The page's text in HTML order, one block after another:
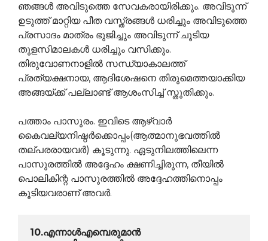
ഞങ്ങള്‍ അവിടുത്തെ സേവകരായിരിക്കും. അവിടുന്ന്
ഉടുത്ത് മാറ്റിയ പീത വസ്ത്രങ്ങള്‍ ധരിച്ചും അവിടുത്തെ
പ്രസാദം മാത്രം ഭുജിച്ചും അവിടുന്ന് ചൂടിയ
തുളസിമാലകള്‍ ധരിച്ചും വസിക്കും.
തിരുവോണനാളില്‍ സന്ധ്യാകാലത്ത്
പ്രത്യക്ഷനായ, ആദിശേഷനെ തിരുമെത്തയാക്കിയ
അങ്ങയ്ക്ക് പല്ലാണ്ട് ആശംസിച്ച് സ്തുതിക്കും.
പത്താം പാസുരം. ഇവിടെ ആഴ്വാര്‍
കൈവല്യനിഷ്ഠര്‍ക്കൊപ്പം(ആത്മാനുഭവത്തില്‍
തല്പരരായവര്‍) കൂടുന്നു. ഏടുനിലത്തിലെന്ന
പാസുരത്തില്‍ അദ്ദേഹം ക്ഷണിച്ചിരുന്ന, തീയില്‍
പൊലികിന്റ പാസുരത്തില്‍ അദ്ദേഹത്തിനൊപ്പം
കൂടിയവരാണ് അവര്‍.
10.എന്നാള്‍എമ്പെരുമാന്‍